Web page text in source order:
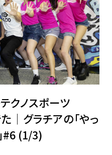
クノスポーツ
た│グラチアの「やっ
#6 (1/3)